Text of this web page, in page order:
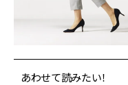
あわせて読みたい！